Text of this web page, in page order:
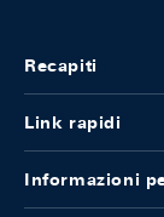
Recapiti
Link rapidi
Informazioni